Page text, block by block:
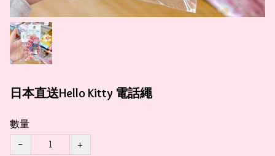
日本直送Hello Kitty 電話繩
數量
−
+